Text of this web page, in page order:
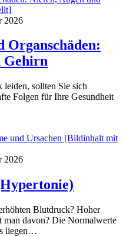
2026
Organschäden:
Gehirn
sollten Sie sich
Folgen für Ihre Gesundheit
2026
Blutdruck? Hoher
davon? Die Normalwerte
liegen…